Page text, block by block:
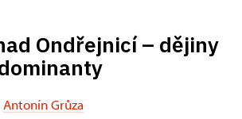
Ondřejnicí – dějiny
Antonín Grůza